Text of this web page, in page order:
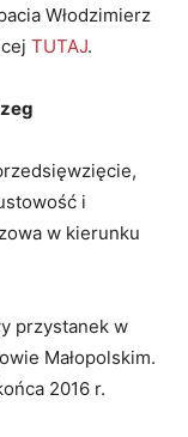
Włodzimierz
TUTAJ.
i
w kierunku
przystanek w
Małopolskim.
2016 r.